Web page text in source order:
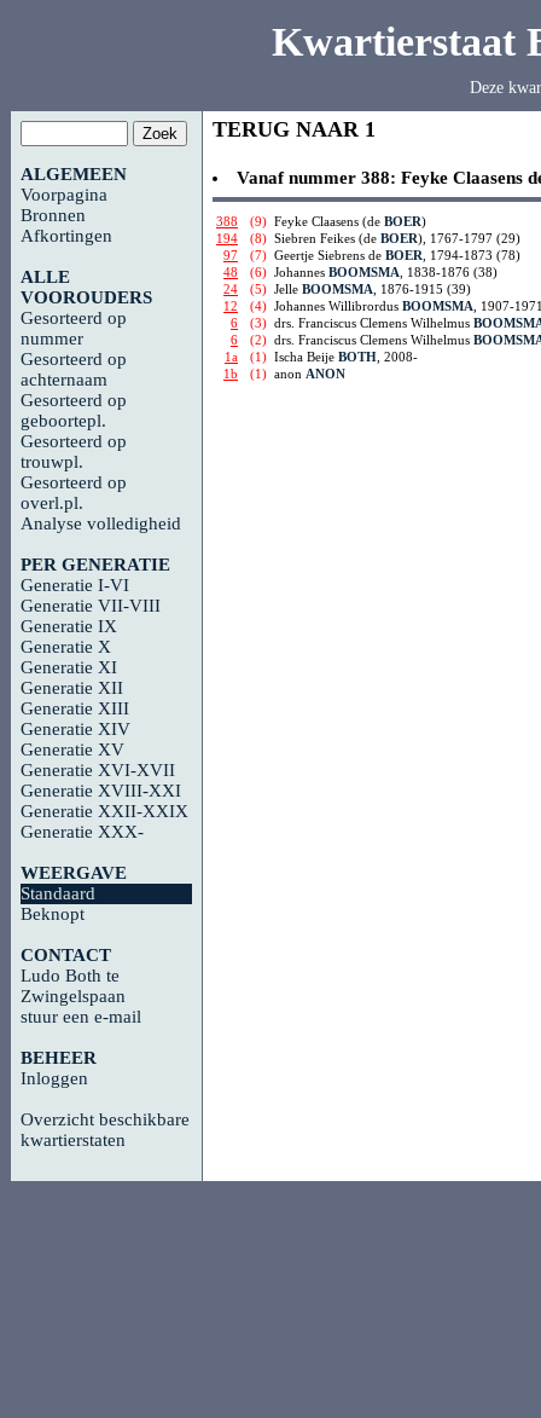
Kwartierstaat
Deze
ALGEMEEN
Voorpagina
Bronnen
Afkortingen
ALLE
VOOROUDERS
Gesorteerd op
nummer
Gesorteerd op
achternaam
Gesorteerd op
geboortepl.
Gesorteerd op
trouwpl.
Gesorteerd op
overl.pl.
Analyse volledigheid
PER GENERATIE
Generatie I-VI
Generatie VII-VIII
Generatie IX
Generatie X
Generatie XI
Generatie XII
Generatie XIII
Generatie XIV
Generatie XV
Generatie XVI-XVII
Generatie XVIII-XXI
Generatie XXII-XXIX
Generatie XXX-
WEERGAVE
Standaard
Beknopt
CONTACT
Ludo Both te
Zwingelspaan
stuur een e-mail
BEHEER
Inloggen
Overzicht beschikbare
kwartierstaten
TERUG NAAR 1
Vanaf nummer 388: Feyke Claasens
388 (9) Feyke Claasens (de BOER)
194
(8) Siebren Feikes (de BOER), 1767-1797 (29)
97
(7) Geertje Siebrens de BOER , 1794-1873 (78)
48
(6) Johannes BOOMSMA , 1838-1876 (38)
24
(5) Jelle BOOMSMA , 1876-1915 (39)
12
(4) Johannes Willibrordus BOOMSMA , 1907-
6
(3) drs. Franciscus Clemens Wilhelmus
6
(2) drs. Franciscus Clemens Wilhelmus
1a
(1) Ischa Beije BOTH , 2008-
1b
(1) anon ANON